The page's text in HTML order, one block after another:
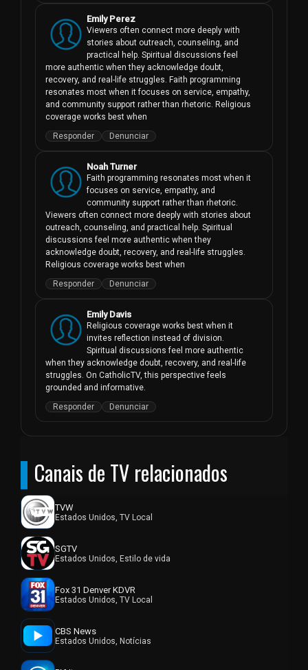
Canais de TV relacionados
TVW
Estados Unidos, TV Local
SGTV
Estados Unidos, Estilo de vida
Fox 31 Denver KDVR
Estados Unidos, TV Local
CBS News
Estados Unidos, Notícias
Emily Perez
Viewers often connect more deeply with
stories about outreach, counseling, and
practical help. Spiritual discussions feel
more authentic when they acknowledge doubt,
recovery, and real-life struggles. Faith programming
resonates most when it focuses on service, empathy,
and community support rather than rhetoric. Religious
coverage works best when
Responder
Denunciar
Noah Turner
Faith programming resonates most when it
focuses on service, empathy, and
community support rather than rhetoric.
Viewers often connect more deeply with stories about
outreach, counseling, and practical help. Spiritual
discussions feel more authentic when they
acknowledge doubt, recovery, and real-life struggles.
Religious coverage works best when
Responder
Denunciar
Emily Davis
Religious coverage works best when it
invites reflection instead of division.
Spiritual discussions feel more authentic
when they acknowledge doubt, recovery, and real-life
struggles. On CatholicTV, this perspective feels
grounded and informative.
Responder
Denunciar